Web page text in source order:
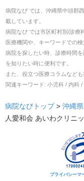
病院なび では、 沖縄県中頭郡西
載しています。
病院なび では市区町村別/診療
医療機関や、キーワードでの検
病院を探したい時、診療時間
を知りたい時に便利です。
また、役立つ医療コラムなど
関連キーワード: 小児科 / 内科
病院なびトップ > 沖縄県
人愛和会 あいわクリニ
プライバシーマ